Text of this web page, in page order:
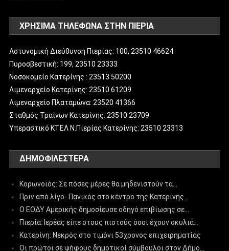
ΧΡΗΣΙΜΑ ΤΗΛΕΦΩΝΑ ΣΤΗΝ ΠΙΕΡΙΑ
Αστυνομική Διεύθυνση Πιερίας: 100, 23510 46624
Πυροσβεστική: 199, 23510 23333
Νοσοκομείο Κατερίνης : 23513 50200
Λιμεναρχείο Κατερίνης: 23510 61209
Λιμεναρχείο Πλαταμώνα: 23520 41366
Σταθμός Τραίνων Κατερίνης: 23510 23709
Υπεραστικό ΚΤΕΛ Ν.Πιερίας Κατερίνης: 23510 23313
ΔΗΜΟΦΙΛΈΣΤΕΡΑ
Κορωνοϊός: Σε πόσες μέρες θα μηδενιστούν τα…
Πριν από λίγο- Πανικός στο κέντρο της Κατερίνης…
Ο ΕΟΔΥ Αμερικής δημοσίευσε οδηγό επιβίωσης σε…
Πιερία: Ιερέας είπε στους πιστούς όσοι έχουν σκυλιά…
Κατερίνη: Νεκρός στο τιμόνι 53χρονος επιχειρηματίας
Οι πρώτοι σε ψήφους δημοτικοί σύμβουλοι στον Δήμο…